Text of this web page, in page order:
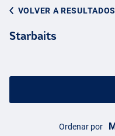
VOLVER A RESULTADOS
Starbaits
Ordenar por